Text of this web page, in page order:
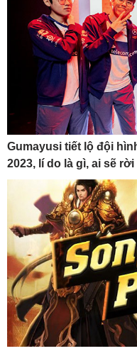
Gumayusi tiết lộ đội
2023, lí do là gì, ai sẽ